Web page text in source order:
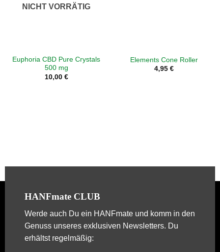
NICHT VORRÄTIG
Euphoria CBD Pure Crystals
500 mg
10,00 €
Elements Cone Roller
4,95 €
HANFmate CLUB
Werde auch Du ein HANFmateund komm in den
Genuss unseres exklusiven Newsletters. Du
erhältst regelmäßig: